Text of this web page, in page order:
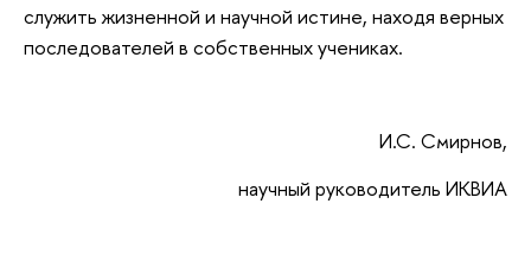
служить жизненной и научной истине, находя верных
последователей в собственных учениках.
И.С. Смирнов,
научный руководитель ИКВИА